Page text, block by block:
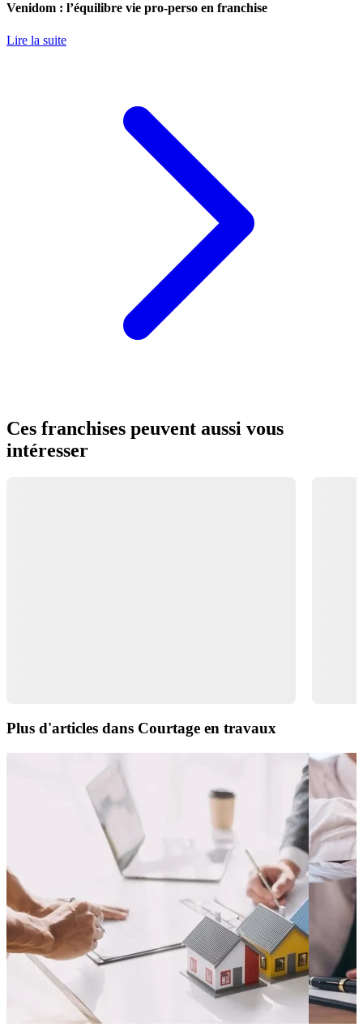
Venidom : l’équilibre vie pro-perso en franchise
Lire la suite
Ces franchises peuvent aussi vous
intéresser
Plus d'articles dans Courtage en travaux